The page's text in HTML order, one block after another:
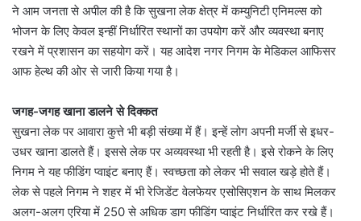
ने आम जनता से अपील की है कि सुखना लेक क्षेत्र में कम्युनिटी एनिमल्स को
भोजन के लिए केवल इन्हीं निर्धारित स्थानों का उपयोग करें और व्यवस्था बनाए
रखने में प्रशासन का सहयोग करें। यह आदेश नगर निगम के मेडिकल आफिसर
आफ हेल्थ की ओर से जारी किया गया है।
जगह-जगह खाना डालने से दिक्कत
सुखना लेक पर आवारा कुत्ते भी बड़ी संख्या में हैं। इन्हें लोग अपनी मर्जी से इधर-
उधर खाना डालते हैं। इससे लेक पर अव्यवस्था भी रहती है। इसे रोकने के लिए
निगम ने यह फीडिंग प्वाइंट बनाए हैं। स्वच्छता को लेकर भी सवाल खड़े होते हैं।
लेक से पहले निगम ने शहर में भी रेजिडेंट वेलफेयर एसोसिएशन के साथ मिलकर
अलग-अलग एरिया में 250 से अधिक डाग फीडिंग प्वाइंट निर्धारित कर रखे हैं।